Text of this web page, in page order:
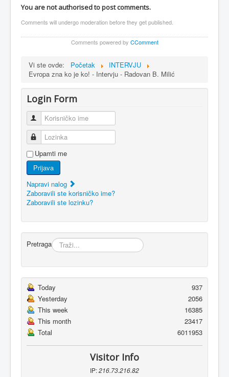
You are not authorised to post comments.
Comments will undergo moderation before they get published.
Comments powered by CComment
Vi ste ovde: Početak
INTERVJU
Evropa zna ko je ko! - Intervju - Radovan B. Milić
Login Form
Korisničko ime
Lozinka
Upamti me
Prijava
Napravi nalog
Zaboravili ste korisničko ime?
Zaboravili ste lozinku?
Pretraga
Today
937
Yesterday
2056
This week
16385
This month
23417
Total
6011953
Visitor Info
IP:216.73.216.82